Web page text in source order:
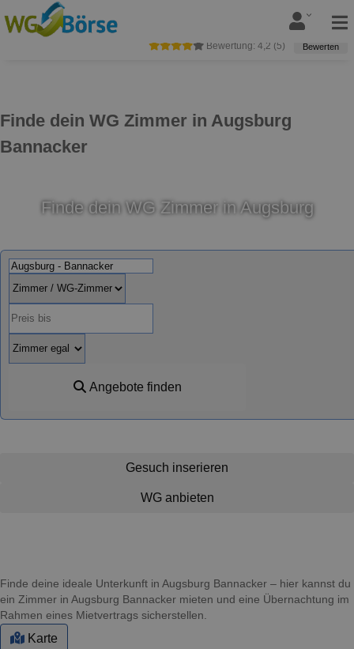
Finde dein WG Zimmer in Augsburg
Bannacker
Bewertung: 4,2 (5) Bewerten
Finde dein WG Zimmer in Augsburg
Angebote finden
Gesuch inserieren
WG anbieten
Finde deine ideale Unterkunft in Augsburg Bannacker – hier kannst du
ein Zimmer in Augsburg Bannacker mieten und eine Übernachtung im
Rahmen eines Mietvertrags sicherstellen.
Karte